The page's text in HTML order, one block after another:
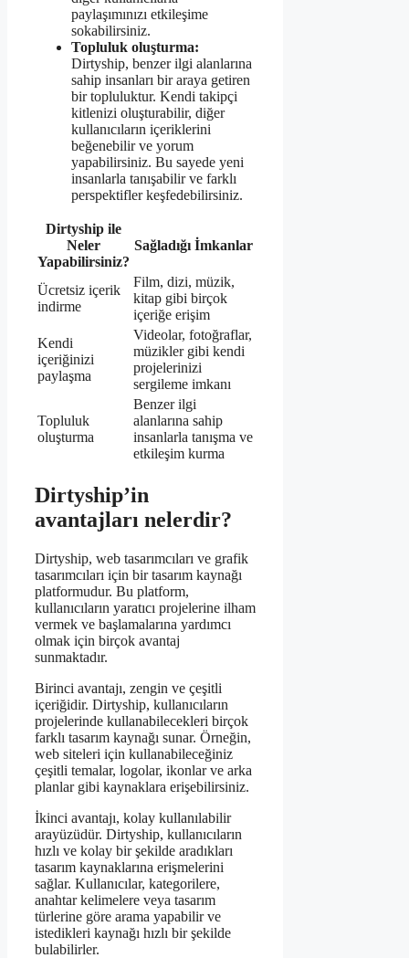
paylaşımınızı etkileşime
sokabilirsiniz.
Topluluk oluşturma:
Dirtyship, benzer ilgi alanlarına
sahip insanları bir araya getiren
bir topluluktur. Kendi takipçi
kitlenizi oluşturabilir, diğer
kullanıcıların içeriklerini
beğenebilir ve yorum
yapabilirsiniz. Bu sayede yeni
insanlarla tanışabilir ve farklı
perspektifler keşfedebilirsiniz.
Dirtyship ile
Neler
Yapabilirsiniz?
Sağladığı İmkanlar
Ücretsiz içerik
indirme
Film, dizi, müzik,
kitap gibi birçok
içeriğe erişim
Kendi
içeriğinizi
paylaşma
Videolar, fotoğraflar,
müzikler gibi kendi
projelerinizi
sergileme imkanı
Topluluk
oluşturma
Benzer ilgi
alanlarına sahip
insanlarla tanışma ve
etkileşim kurma
Dirtyship’in
avantajları nelerdir?
Dirtyship, web tasarımcıları ve grafik
tasarımcıları için bir tasarım kaynağı
platformudur. Bu platform,
kullanıcıların yaratıcı projelerine ilham
vermek ve başlamalarına yardımcı
olmak için birçok avantaj
sunmaktadır.
Birinci avantajı, zengin ve çeşitli
içeriğidir. Dirtyship, kullanıcıların
projelerinde kullanabilecekleri birçok
farklı tasarım kaynağı sunar. Örneğin,
web siteleri için kullanabileceğiniz
çeşitli temalar, logolar, ikonlar ve arka
planlar gibi kaynaklara erişebilirsiniz.
İkinci avantajı, kolay kullanılabilir
arayüzüdür. Dirtyship, kullanıcıların
hızlı ve kolay bir şekilde aradıkları
tasarım kaynaklarına erişmelerini
sağlar. Kullanıcılar, kategorilere,
anahtar kelimelere veya tasarım
türlerine göre arama yapabilir ve
istedikleri kaynağı hızlı bir şekilde
bulabilirler.